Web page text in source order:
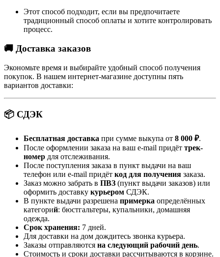
Этот способ подходит, если вы предпочитаете
традиционный способ оплаты и хотите контролировать
процесс.
🚚 Доставка заказов
Экономьте время и выбирайте удобный способ получения
покупок. В нашем интернет-магазине доступны пять
вариантов доставки:
📦 СДЭК
Бесплатная доставка при сумме выкупа от 8 000 ₽.
После оформлении заказа на ваш e-mail придёт трек-
номер для отслеживания.
После поступления заказа в пункт выдачи на ваш
телефон или e-mail придёт код для получения заказа.
Заказ можно забрать в ПВЗ (пункт выдачи заказов) или
оформить доставку курьером СДЭК.
В пункте выдачи разрешена примерка определённых
категорий: бюстгальтеры, купальники, домашняя
одежда.
Срок хранения: 7 дней.
Для доставки на дом дождитесь звонка курьера.
Заказы отправляются на следующий рабочий день.
Стоимость и сроки доставки рассчитываются в корзине.